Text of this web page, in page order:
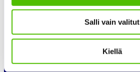
Salli vain valitut
Kiellä
Pori Energia Oy